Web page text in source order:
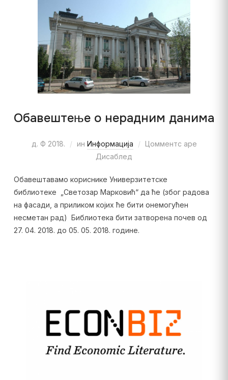
Обавештење о нерадним данима
д. Ф 2018. ин Информација
Цомментс аре
Дисаблед
Обавештавамо кориснике Универзитетске
библиотеке „Светозар Марковић“ да ће (због радова
на фасади, а приликом којих ће бити онемогућен
несметан рад) Библиотека бити затворена почев од
27. 04. 2018. до 05. 05. 2018. године.